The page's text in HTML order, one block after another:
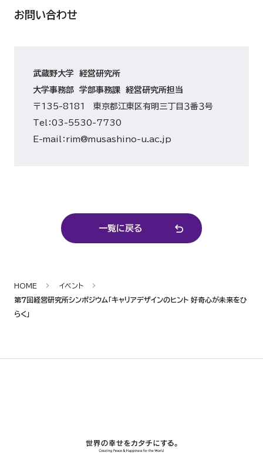
お問い合わせ
武蔵野大学 経営研究所
大学事務部 学部事務課 経営研究所担当
〒135-8181 東京都江東区有明三丁目３番３号
Tel：03-5530-7730
E-mail：rim@musashino-u.ac.jp
一覧に戻る
HOME
イベント
第７回経営研究所シンポジウム「キャリアデザインのヒント 好奇心が未来をひ
らく」